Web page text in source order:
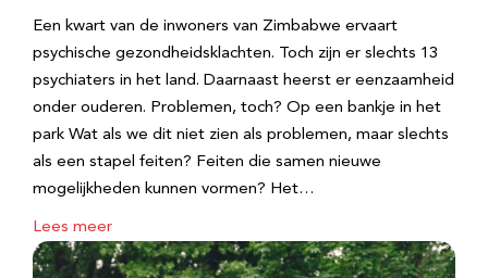
Een kwart van de inwoners van Zimbabwe ervaart
psychische gezondheidsklachten. Toch zijn er slechts 13
psychiaters in het land. Daarnaast heerst er eenzaamheid
onder ouderen. Problemen, toch? Op een bankje in het
park Wat als we dit niet zien als problemen, maar slechts
als een stapel feiten? Feiten die samen nieuwe
mogelijkheden kunnen vormen? Het…
Lees meer